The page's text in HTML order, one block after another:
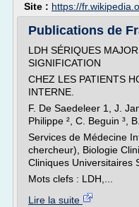
Site : https://
Publications de
LDH SÉRIQUES
SIGNIFICATION
CHEZ LES PATIENTS
INTERNE.
F. De Saedeleer 1, J.
Philippe ², C. Beguin ³,
Services de Médecine
chercheur), Biologie
Cliniques Universitaires
Mots clefs : LDH,...
Lire la suite